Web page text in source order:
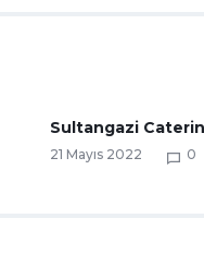
Sultangazi
21 Mayıs 2022 0